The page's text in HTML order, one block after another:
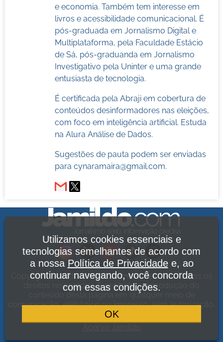
e economia. Também tem interesse em
livros e acessibilidade comunicacional. É
pós-graduada em Jornalismo Digital e
Multiplataforma, pela Faculdade Estácio
de Sá, pós-graduanda em Jornalismo
Investigativo pela Uninter e uma grande
entusiasta de tecnologia.
É certificada pela Abraji em cobertura de
conteúdos desinformadores nas eleições,
com foco em inteligência artificial. Estuda
na Alura Análise de Dados.
Sugestões de pauta podem ser enviadas
para cynaramaira@gmail.com.
Copyright Jamildo Melo Comunicações Ltda. Todos os
direitos reservados. É proibida a reprodução do
conteúdo desta página em qualquer meio de
comunicação, eletrônico ou impresso, sem autorização.
Política de Privacidade
Utilizamos cookies essenciais e
tecnologias semelhantes de acordo com
a nossa Política de Privacidadee, ao
continuar navegando, você concorda
com essas condições.
OK